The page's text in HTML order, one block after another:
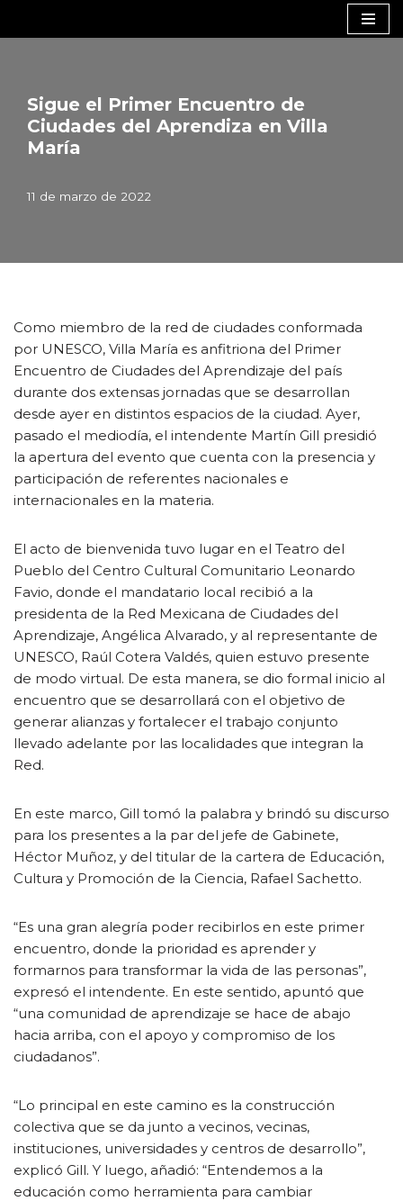
Sigue el Primer Encuentro de
Ciudades del Aprendiza en Villa
María
11 de marzo de 2022
Como miembro de la red de ciudades conformada
por UNESCO, Villa María es anfitriona del Primer
Encuentro de Ciudades del Aprendizaje del país
durante dos extensas jornadas que se desarrollan
desde ayer en distintos espacios de la ciudad. Ayer,
pasado el mediodía, el intendente Martín Gill presidió
la apertura del evento que cuenta con la presencia y
participación de referentes nacionales e
internacionales en la materia.
El acto de bienvenida tuvo lugar en el Teatro del
Pueblo del Centro Cultural Comunitario Leonardo
Favio, donde el mandatario local recibió a la
presidenta de la Red Mexicana de Ciudades del
Aprendizaje, Angélica Alvarado, y al representante de
UNESCO, Raúl Cotera Valdés, quien estuvo presente
de modo virtual. De esta manera, se dio formal inicio al
encuentro que se desarrollará con el objetivo de
generar alianzas y fortalecer el trabajo conjunto
llevado adelante por las localidades que integran la
Red.
En este marco, Gill tomó la palabra y brindó su discurso
para los presentes a la par del jefe de Gabinete,
Héctor Muñoz, y del titular de la cartera de Educación,
Cultura y Promoción de la Ciencia, Rafael Sachetto.
“Es una gran alegría poder recibirlos en este primer
encuentro, donde la prioridad es aprender y
formarnos para transformar la vida de las personas”,
expresó el intendente. En este sentido, apuntó que
“una comunidad de aprendizaje se hace de abajo
hacia arriba, con el apoyo y compromiso de los
ciudadanos”.
“Lo principal en este camino es la construcción
colectiva que se da junto a vecinos, vecinas,
instituciones, universidades y centros de desarrollo”,
explicó Gill. Y luego, añadió: “Entendemos a la
educación como herramienta para cambiar